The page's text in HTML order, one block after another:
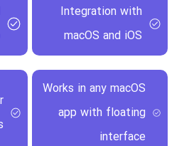
Integration with
macOS and iOS
Works in any macOS
app with floating
interface